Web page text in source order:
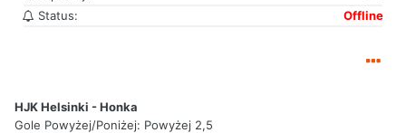
Status:
Offline
HJK Helsinki - Honka
Gole Powyżej/Poniżej: Powyżej 2,5